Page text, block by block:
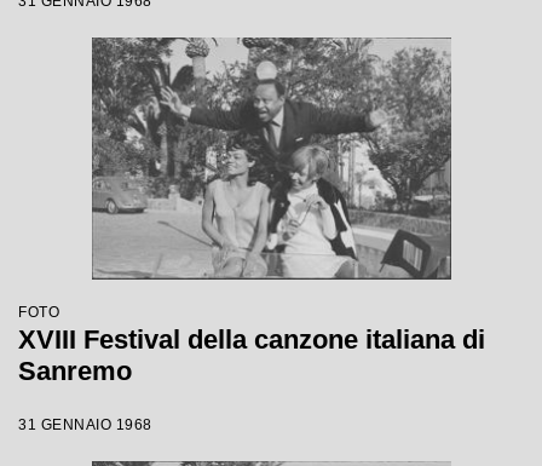
FOTO
XVIII Festival della canzone italiana di
Sanremo
31 GENNAIO 1968